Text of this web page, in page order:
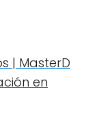
| MasterD
en